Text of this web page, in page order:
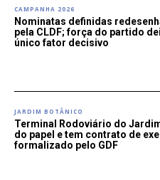
CAMPANHA 2026
Nominatas definidas
pela CLDF; força do partido
único fator decisivo
JARDIM BOTÂNICO
Terminal Rodoviário do
do papel e tem contrato de
formalizado pelo GDF